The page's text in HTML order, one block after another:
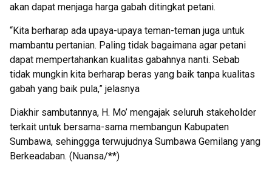
akan dapat menjaga harga gabah ditingkat petani.
“Kita berharap ada upaya-upaya teman-teman juga untuk
mambantu pertanian. Paling tidak bagaimana agar petani
dapat mempertahankan kualitas gabahnya nanti. Sebab
tidak mungkin kita berharap beras yang baik tanpa kualitas
gabah yang baik pula,” jelasnya
Diakhir sambutannya, H. Mo’ mengajak seluruh stakeholder
terkait untuk bersama-sama membangun Kabupaten
Sumbawa, sehinggga terwujudnya Sumbawa Gemilang yang
Berkeadaban. (Nuansa/**)